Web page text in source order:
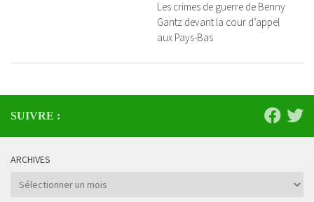
Les crimes de guerre de Benny
Gantz devant la cour d’appel
aux Pays-Bas
SUIVRE :
ARCHIVES
Archives